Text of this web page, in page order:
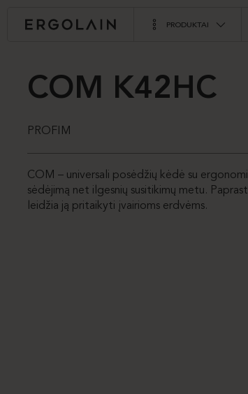
PRODUKTAI
COM K42HC
PROFIM
COM – universali posėdžių kėdė su
sėdėjimą net ilgesnių susitikimų metu.
leidžia ją pritaikyti įvairioms erdvėms.